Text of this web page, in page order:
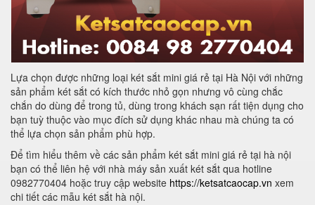
Lựa chọn được những loại két sắt mini giá rẻ tại Hà Nội với những
sản phẩm két sắt có kích thước nhỏ gọn nhưng vô cùng chắc
chắn do dùng để trong tủ, dùng trong khách sạn rất tiện dụng cho
bạn tuỳ thuộc vào mục đích sử dụng khác nhau mà chúng ta có
thể lựa chọn sản phẩm phù hợp.
Để tìm hiểu thêm về các sản phẩm két sắt mini giá rẻ tại hà nội
bạn có thể liên hệ với nhà máy sản xuất két sắt qua hotline
0982770404 hoặc truy cập website https://ketsatcaocap.vn xem
chi tiết các mẫu két sắt hà nội.